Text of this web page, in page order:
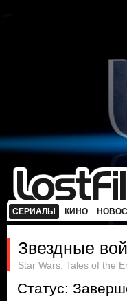
СЕРИАЛЫ КИНО
Звездные
Star Wars: Tales of the
Статус: